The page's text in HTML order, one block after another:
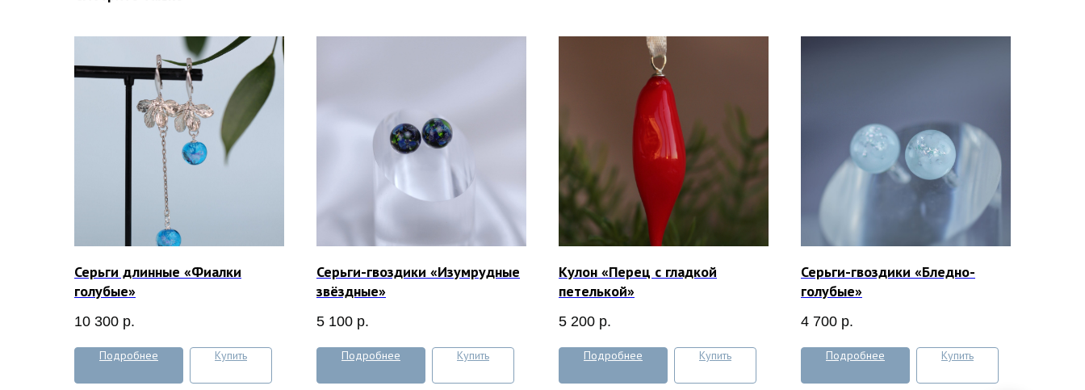
Серьги длинные «Фиалки
голубые»
10 300 р.
Подробнее Купить
Серьги-гвоздики «Изумрудные
звёздные»
5 100 р.
Подробнее Купить
Кулон «Перец с гладкой
петелькой»
5 200 р.
Подробнее Купить
Серьги-гвоздики «Бледно-
голубые»
4 700 р.
Подробнее Купить